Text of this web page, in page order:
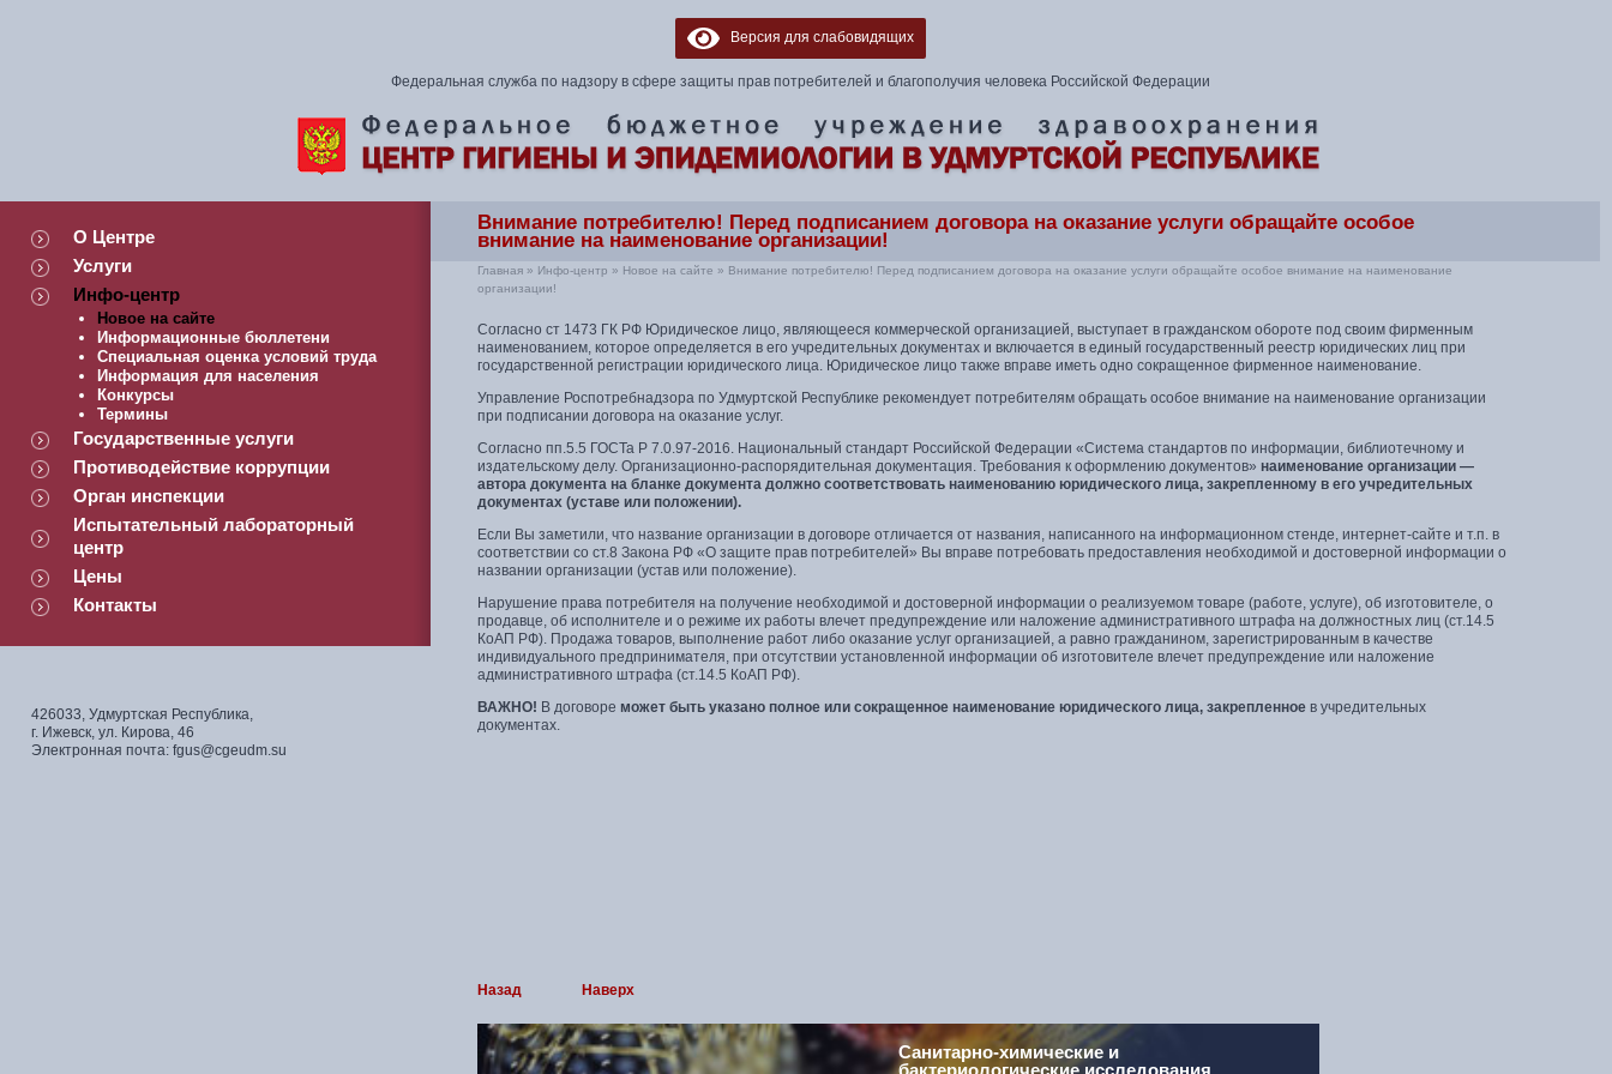
Версия для слабовидящих
Федеральная служба по надзору в сфере защиты прав потребителей и благополучия человека Российской Федерации
О Центре
Услуги
Инфо-центр
Новое на сайте
Информационные бюллетени
Специальная оценка условий труда
Информация для населения
Конкурсы
Термины
Государственные услуги
Противодействие коррупции
Орган инспекции
Испытательный лабораторный
центр
Цены
Контакты
426033, Удмуртская Республика,
г. Ижевск, ул. Кирова, 46
Электронная почта: fgus@cgeudm.su
Внимание потребителю! Перед подписанием договора на оказание услуги обращайте особое
внимание на наименование организации!
Главная » Инфо-центр » Новое на сайте » Внимание потребителю! Перед подписанием договора на оказание услуги обращайте особое внимание на наименование
организации!
Согласно ст 1473 ГК РФ Юридическое лицо, являющееся коммерческой организацией, выступает в гражданском обороте под своим фирменным
наименованием, которое определяется в его учредительных документах и включается в единый государственный реестр юридических лиц при
государственной регистрации юридического лица. Юридическое лицо также вправе иметь одно сокращенное фирменное наименование.
Управление Роспотребнадзора по Удмуртской Республике рекомендует потребителям обращать особое внимание на наименование организации
при подписании договора на оказание услуг.
Согласно пп.5.5 ГОСТа Р 7.0.97-2016. Национальный стандарт Российской Федерации «Система стандартов по информации, библиотечному и
издательскому делу. Организационно-распорядительная документация. Требования к оформлению документов» наименование организации —
автора документа на бланке документа должно соответствовать наименованию юридического лица, закрепленному в его учредительных
документах (уставе или положении).
Если Вы заметили, что название организации в договоре отличается от названия, написанного на информационном стенде, интернет-сайте и т.п. в
соответствии со ст.8 Закона РФ «О защите прав потребителей» Вы вправе потребовать предоставления необходимой и достоверной информации о
названии организации (устав или положение).
Нарушение права потребителя на получение необходимой и достоверной информации о реализуемом товаре (работе, услуге), об изготовителе, о
продавце, об исполнителе и о режиме их работы влечет предупреждение или наложение административного штрафа на должностных лиц (ст.14.5
КоАП РФ). Продажа товаров, выполнение работ либо оказание услуг организацией, а равно гражданином, зарегистрированным в качестве
индивидуального предпринимателя, при отсутствии установленной информации об изготовителе влечет предупреждение или наложение
административного штрафа (ст.14.5 КоАП РФ).
ВАЖНО! В договоре может быть указано полное или сокращенное наименование юридического лица, закрепленное в учредительных
документах.
Назад Наверх
Санитарно-химические и
бактериологические исследования